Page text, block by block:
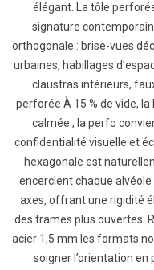
élégant. La tôle
signature
orthogonale : brise-vues
urbaines, habillages
claustras intérieurs,
perforée À 15 % de vide,
calmée ; la perfo
confidentialité visuelle et
hexagonale est
encerclent chaque
axes, offrant une rigidité
des trames plus ouvertes.
acier 1,5 mm les formats
soigner l’orientation